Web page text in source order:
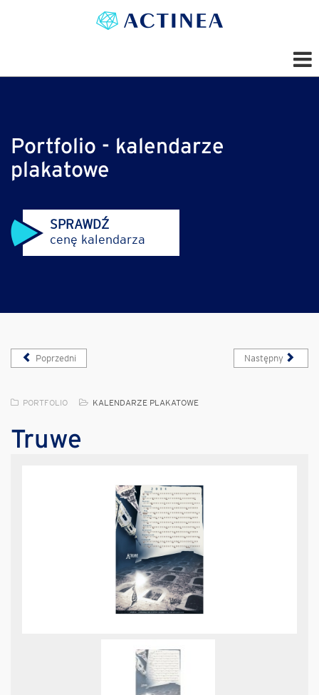
Portfolio - kalendarze
plakatowe
SPRAWDŹ
cenę kalendarza
Poprzedni Następny
PORTFOLIO KALENDARZE PLAKATOWE
Truwe